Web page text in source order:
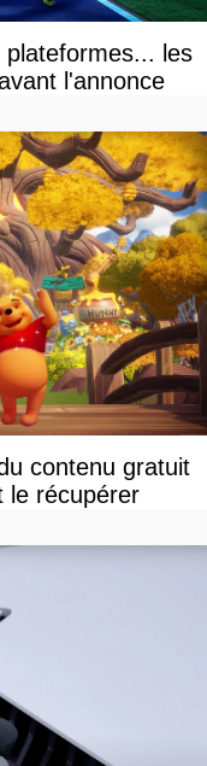
les
l'annonce
contenu gratuit
le récupérer